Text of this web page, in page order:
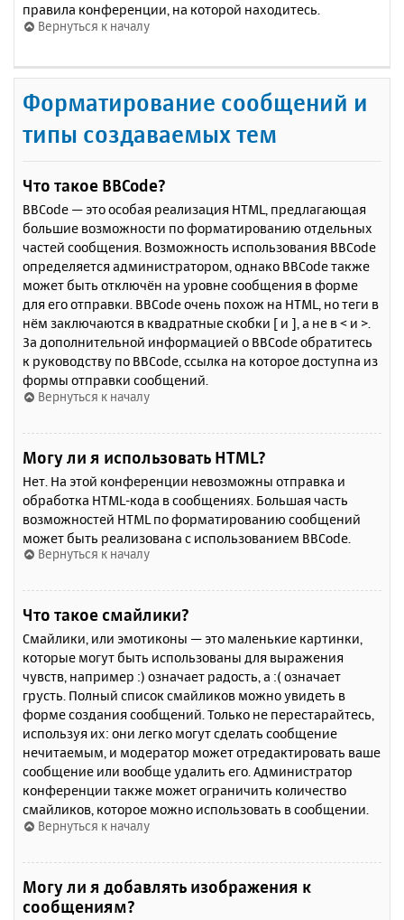
правила конференции, на которой находитесь.
Вернуться к началу
Форматирование сообщений и
типы создаваемых тем
Что такое BBCode?
BBCode — это особая реализация HTML, предлагающая
большие возможности по форматированию отдельных
частей сообщения. Возможность использования BBCode
определяется администратором, однако BBCode также
может быть отключён на уровне сообщения в форме
для его отправки. BBCode очень похож на HTML, но теги в
нём заключаются в квадратные скобки [ и ], а не в < и >.
За дополнительной информацией о BBCode обратитесь
к руководству по BBCode, ссылка на которое доступна из
формы отправки сообщений.
Вернуться к началу
Могу ли я использовать HTML?
Нет. На этой конференции невозможны отправка и
обработка HTML-кода в сообщениях. Большая часть
возможностей HTML по форматированию сообщений
может быть реализована с использованием BBCode.
Вернуться к началу
Что такое смайлики?
Смайлики, или эмотиконы — это маленькие картинки,
которые могут быть использованы для выражения
чувств, например :) означает радость, а :( означает
грусть. Полный список смайликов можно увидеть в
форме создания сообщений. Только не перестарайтесь,
используя их: они легко могут сделать сообщение
нечитаемым, и модератор может отредактировать ваше
сообщение или вообще удалить его. Администратор
конференции также может ограничить количество
смайликов, которое можно использовать в сообщении.
Вернуться к началу
Могу ли я добавлять изображения к
сообщениям?